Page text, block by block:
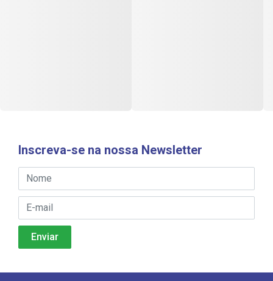
Inscreva-se na nossa Newsletter